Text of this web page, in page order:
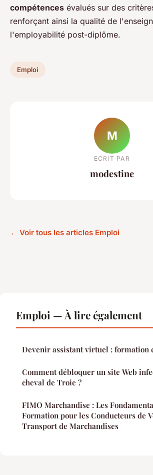
compétences évalués sur des
renforçant ainsi la qualité de
l'employabilité post-diplôme.
Emploi
M
ECRIT PAR
modestine
← Voir tous les articles Emploi
Emploi — À lire également
Devenir assistant virtuel : formation
Comment débloquer un site Web
cheval de Troie ?
FIMO Marchandise : Les
Formation pour les Conducteurs de
Transport de Marchandises